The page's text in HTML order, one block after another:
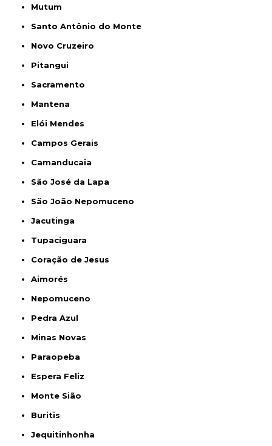
Mutum
Santo Antônio do Monte
Novo Cruzeiro
Pitangui
Sacramento
Mantena
Elói Mendes
Campos Gerais
Camanducaia
São José da Lapa
São João Nepomuceno
Jacutinga
Tupaciguara
Coração de Jesus
Aimorés
Nepomuceno
Pedra Azul
Minas Novas
Paraopeba
Espera Feliz
Monte Sião
Buritis
Jequitinhonha